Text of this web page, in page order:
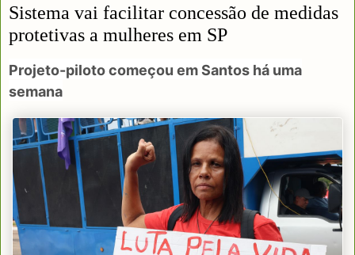
Sistema vai facilitar concessão de medidas
protetivas a mulheres em SP
Projeto-piloto começou em Santos há uma
semana